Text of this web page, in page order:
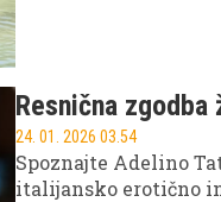
Resnična
24. 01. 2026 03.54
Spoznajte Adelino
italijansko erotično